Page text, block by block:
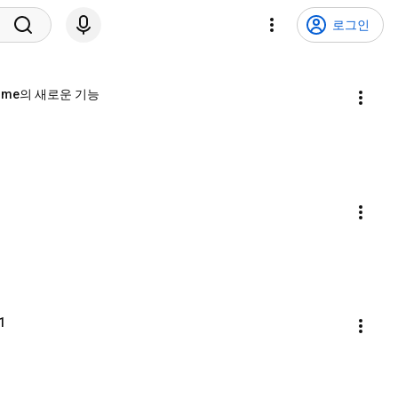
로그인
의 새로운 기능